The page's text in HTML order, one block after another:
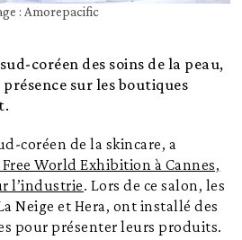
: Amorepacific
coréen des soins de la peau,
sur les boutiques
coréen de la skincare, a
Free World Exhibition à Cannes,
l’industrie. Lors de ce salon, les
Neige et Hera, ont installé des
pour présenter leurs produits.